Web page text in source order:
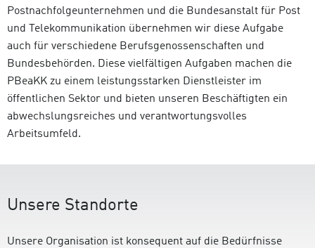
Postnachfolgeunternehmen und die Bundesanstalt für Post
und Telekommunikation übernehmen wir diese Aufgabe
auch für verschiedene Berufsgenossenschaften und
Bundesbehörden. Diese vielfältigen Aufgaben machen die
PBeaKK zu einem leistungsstarken Dienstleister im
öffentlichen Sektor und bieten unseren Beschäftigten ein
abwechslungsreiches und verantwortungsvolles
Arbeitsumfeld.
Unsere Standorte
Unsere Organisation ist konsequent auf die Bedürfnisse